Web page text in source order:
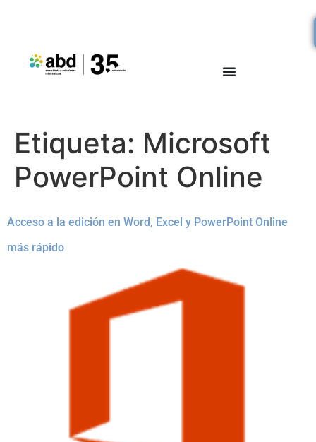
Etiqueta: Microsoft
PowerPoint Online
Acceso a la edición en Word, Excel y PowerPoint Online
más rápido